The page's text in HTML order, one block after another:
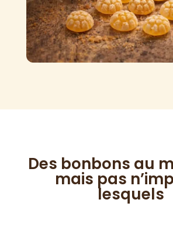
Des bonbons au
mais pas
lesquels